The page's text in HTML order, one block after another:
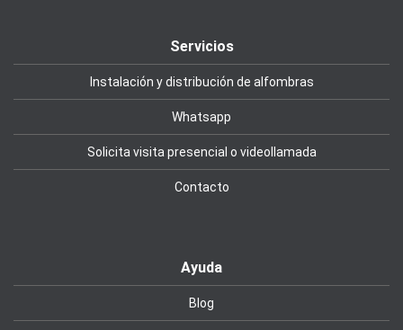
Servicios
Instalación y distribución de alfombras
Whatsapp
Solicita visita presencial o videollamada
Contacto
Ayuda
Blog